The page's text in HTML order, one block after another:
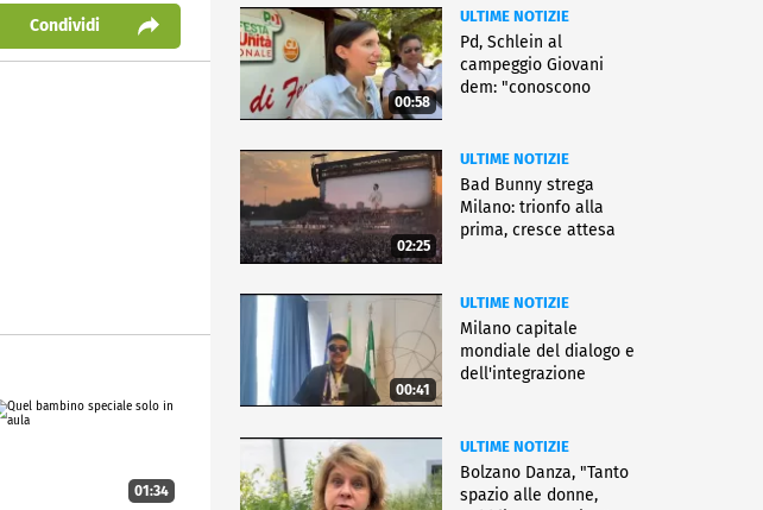
Condividi
01:34
00:58
ULTIME NOTIZIE
Pd, Schlein al
campeggio Giovani
dem: "conoscono
02:25
ULTIME NOTIZIE
Bad Bunny strega
Milano: trionfo alla
prima, cresce attesa
00:41
ULTIME NOTIZIE
Milano capitale
mondiale del dialogo e
dell'integrazione
ULTIME NOTIZIE
Bolzano Danza, "Tanto
spazio alle donne,